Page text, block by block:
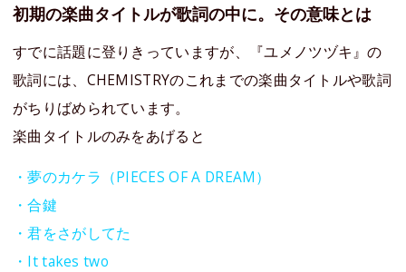
初期の楽曲タイトルが歌詞の中に。その意味とは
すでに話題に登りきっていますが、『ユメノツヅキ』の
歌詞には、CHEMISTRYのこれまでの楽曲タイトルや歌詞
がちりばめられています。
楽曲タイトルのみをあげると
・夢のカケラ（PIECES OF A DREAM）
・合鍵
・君をさがしてた
・It takes two